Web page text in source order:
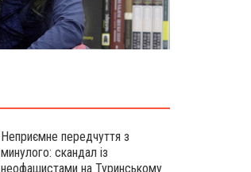
Неприємне передчуття з
минулого: скандал із
неофашистами на Туринському